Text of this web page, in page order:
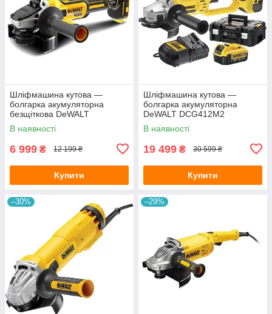
Шліфмашина кутова —
болгарка акумуляторна
безщіткова DeWALT
DCG405N
В наявності
6 999 ₴ 12 199 ₴
Купити
Шліфмашина кутова —
болгарка акумуляторна
DeWALT DCG412M2
В наявності
19 499 ₴ 30 599 ₴
Купити
–30% –29%